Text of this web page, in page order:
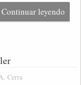
Continuar leyendo
Cerra